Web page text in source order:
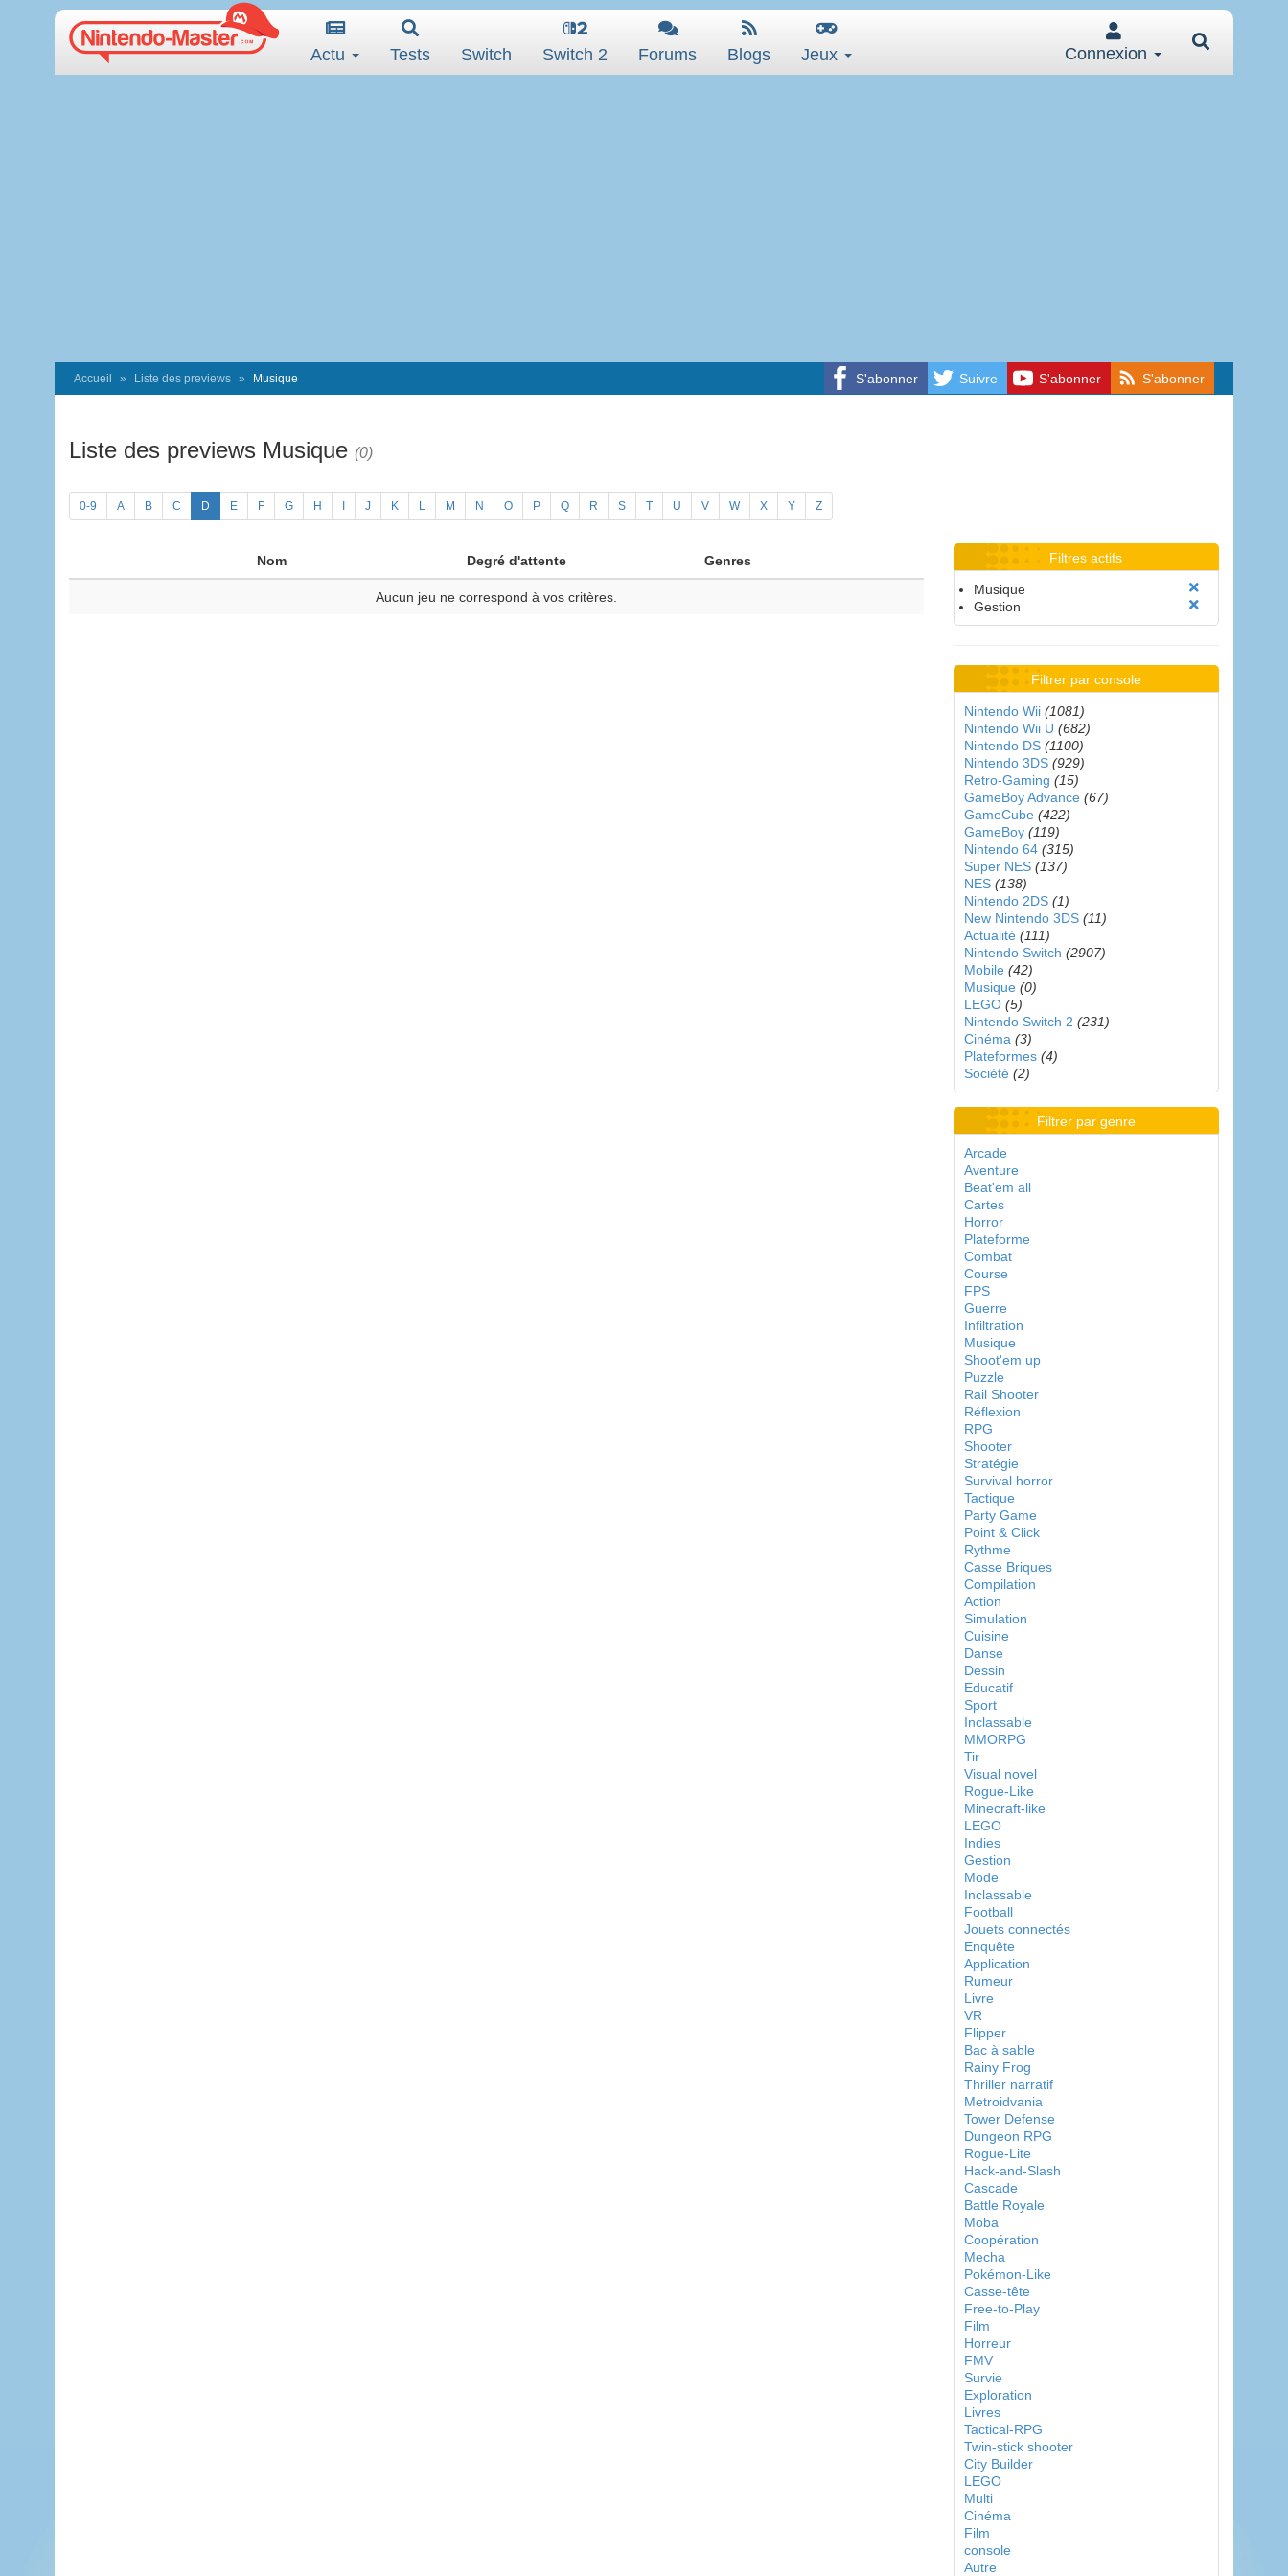
Actu Tests Switch Switch 2 Forums Blogs Jeux Connexion
S'abonner Suivre S'abonner S'abonner
Accueil Liste des previews Musique
Liste des previews Musique (0)
0-9 A B C D E F G H J K L M N O P Q R S T U V W X Y Z
Nom Degré d'attente Genres
Aucun jeu ne correspond à vos critères.
Filtres actifs
Musique
Gestion
Filtrer par console
Nintendo Wii (1081)
Nintendo Wii U (682)
Nintendo DS (1100)
Nintendo 3DS (929)
Retro-Gaming (15)
GameBoy Advance (67)
GameCube (422)
GameBoy (119)
Nintendo 64 (315)
Super NES (137)
NES (138)
Nintendo 2DS (1)
New Nintendo 3DS (11)
Actualité (111)
Nintendo Switch (2907)
Mobile (42)
Musique (0)
LEGO (5)
Nintendo Switch 2 (231)
Cinéma (3)
Plateformes (4)
Société (2)
Filtrer par genre
Arcade
Aventure
Beat'em all
Cartes
Horror
Plateforme
Combat
Course
FPS
Guerre
Infiltration
Musique
Shoot'em up
Puzzle
Rail Shooter
Réflexion
RPG
Shooter
Stratégie
Survival horror
Tactique
Party Game
Point & Click
Rythme
Casse Briques
Compilation
Action
Simulation
Cuisine
Danse
Dessin
Educatif
Sport
Inclassable
MMORPG
Tir
Visual novel
Rogue-Like
Minecraft-like
LEGO
Indies
Gestion
Mode
Inclassable
Football
Jouets connectés
Enquête
Application
Rumeur
Livre
VR
Flipper
Bac à sable
Rainy Frog
Thriller narratif
Metroidvania
Tower Defense
Dungeon RPG
Rogue-Lite
Hack-and-Slash
Cascade
Battle Royale
Moba
Coopération
Mecha
Pokémon-Like
Casse-tête
Free-to-Play
Film
Horreur
FMV
Survie
Exploration
Livres
Tactical-RPG
Twin-stick shooter
City Builder
LEGO
Multi
Cinéma
Film
console
Autre